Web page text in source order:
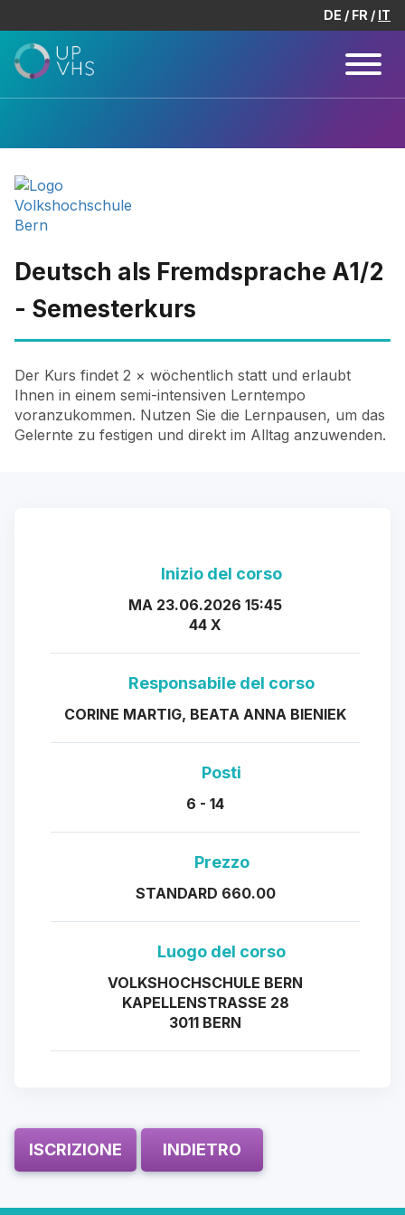
DE FR IT
Deutsch als Fremdsprache A1/2
- Semesterkurs
Der Kurs findet 2 × wöchentlich statt und erlaubt
Ihnen in einem semi-intensiven Lerntempo
voranzukommen. Nutzen Sie die Lernpausen, um das
Gelernte zu festigen und direkt im Alltag anzuwenden.
Inizio del corso
MA 23.06.2026 15:45
44 X
Responsabile del corso
CORINE MARTIG, BEATA ANNA BIENIEK
Posti
6 - 14
Prezzo
STANDARD 660.00
Luogo del corso
VOLKSHOCHSCHULE BERN
KAPELLENSTRASSE 28
3011 BERN
ISCRIZIONE INDIETRO